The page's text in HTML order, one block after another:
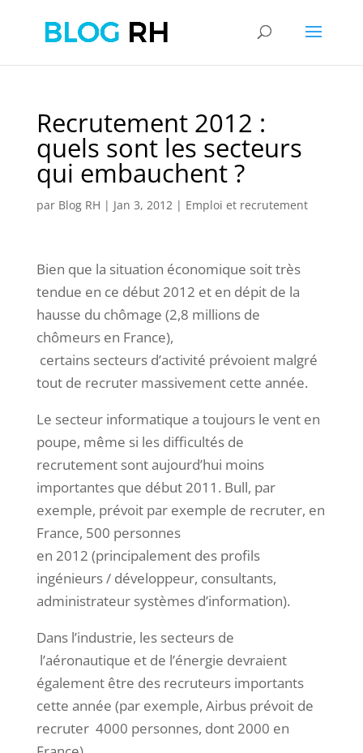
Recrutement 2012 :
quels sont les secteurs
qui embauchent ?
par Blog RH | Jan 3, 2012| Emploi et recrutement
Bien que la situation économique soit très
tendue en ce début 2012 et en dépit de la
hausse du chômage (2,8 millions de
chômeurs en France),
certains secteurs d’activité prévoient malgré
tout de recruter massivement cette année.
Le secteur informatique a toujours le vent en
poupe, même si les difficultés de
recrutement sont aujourd’hui moins
importantes que début 2011. Bull, par
exemple, prévoit par exemple de recruter, en
France, 500 personnes
en 2012 (principalement des profils
ingénieurs / développeur, consultants,
administrateur systèmes d’information).
Dans l’industrie, les secteurs de
l’aéronautique et de l’énergie devraient
également être des recruteurs importants
cette année (par exemple, Airbus prévoit de
recruter 4000 personnes, dont 2000 en